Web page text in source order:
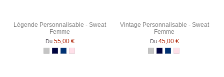
Légende Personnalisable - Sweat
Femme
Du 55,00 €
Gris Chiné
Bleu Marine
Bleu Marine Chiné
Rose Chiné
Vintage Personnalisable - Sweat
Femme
Du 45,00 €
Gris Chiné
Bleu Marine
Bleu Marine Chiné
Rose Chiné